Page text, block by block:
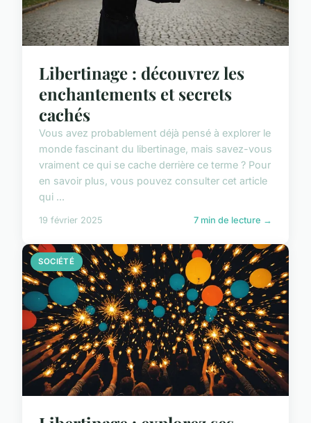
Libertinage : découvrez les
enchantements et secrets
cachés
Vous avez probablement déjà pensé à explorer le
monde fascinant du libertinage, mais savez-vous
vraiment ce qui se cache derrière ce terme ? Pour
en savoir plus, vous pouvez consulter cet article
qui ...
19 février 2025 7 min de lecture →
SOCIÉTÉ